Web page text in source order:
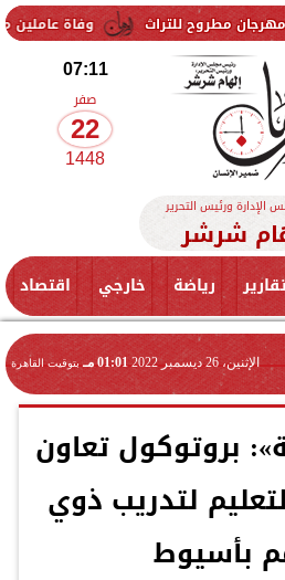
وفاة عاملين متأثرين
07:11
صفر
22
1448
الإدارة ورئيس التحرير
شرشر
رياضة خارجي اقتصاد
الإثنين، 26 ديسمبر 2022 01:01 مـ بتوقيت القاهرة
بروتوكول تعاون
لتدريب ذوي
بأسيوط